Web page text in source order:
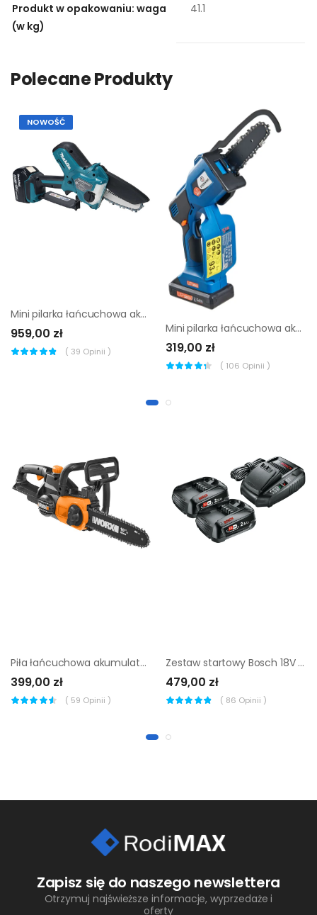
Produkt w opakowaniu: waga
(w kg)
41.1
Polecane Produkty
NOWOŚĆ
Mini pilarka łańcuchowa akumulatorowa DUC101SF01 Makita
959,00 zł
( 39 Opinii )
Mini pilarka łańcuchowa akumulatorowa 20VMS2-12.1A Sterwins
319,00 zł
( 106 Opinii )
Piła łańcuchowa akumulatorowa Worx 20V 25cm
399,00 zł
( 59 Opinii )
Zestaw startowy Bosch 18V 2 akumulatory 2,5 Ah + ładowarka AL 1830 CV
479,00 zł
( 86 Opinii )
Zapisz się do naszego newslettera
Otrzymuj najświeższe informacje, wyprzedaże i
oferty